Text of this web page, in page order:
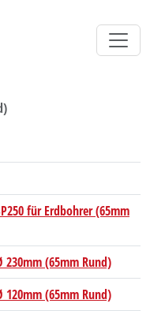
für Erdbohrer (65mm
230mm (65mm Rund)
120mm (65mm Rund)